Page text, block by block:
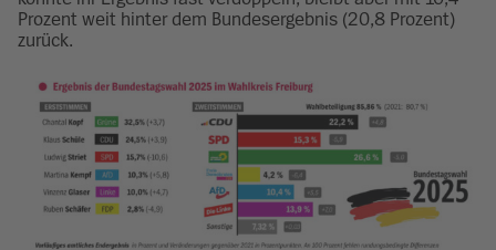
Prozent weit hinter dem Bundesergebnis (20,8 Prozent)
zurück.